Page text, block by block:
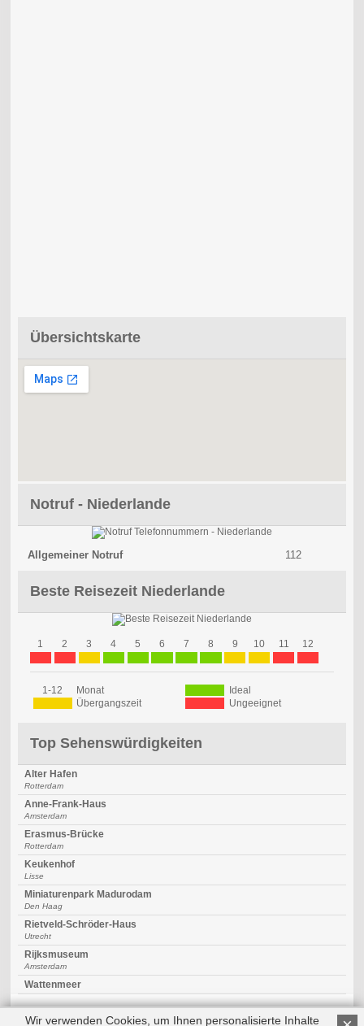
Übersichtskarte
Notruf - Niederlande
Allgemeiner Notruf 112
Beste Reisezeit Niederlande
1 2 3 4 5 6 7 8 9 10 11 12
1-12 Monat
Ideal
Übergangszeit
Ungeeignet
Top Sehenswürdigkeiten
Alter Hafen
Rotterdam
Anne-Frank-Haus
Amsterdam
Erasmus-Brücke
Rotterdam
Keukenhof
Lisse
Miniaturenpark Madurodam
Den Haag
Rietveld-Schröder-Haus
Utrecht
Rijksmuseum
Amsterdam
Wattenmeer
Wir verwenden Cookies, um Ihnen personalisierte Inhalte